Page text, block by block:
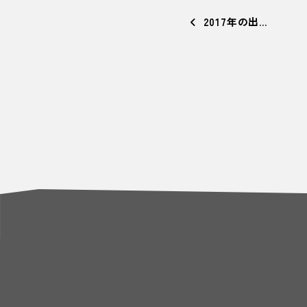
2017年の出…